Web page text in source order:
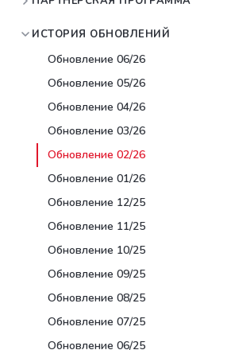
ИСТОРИЯ ОБНОВЛЕНИЙ
Обновление 06/26
Обновление 05/26
Обновление 04/26
Обновление 03/26
Обновление 02/26
Обновление 01/26
Обновление 12/25
Обновление 11/25
Обновление 10/25
Обновление 09/25
Обновление 08/25
Обновление 07/25
Обновление 06/25